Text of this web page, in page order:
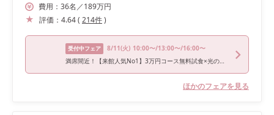
費用： 36名 ／189万円
評価： 4.64( 214件)
受付中フェア 8/11(火) 10:00〜/13:00〜/16:00〜
満席間近！【来館人気No1】3万円コース無料試食×光の挙式体験
ほかのフェアを見る